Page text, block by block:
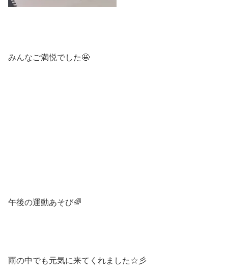
みんなご満悦でした🤩
午後の運動あそび🌈
雨の中でも元気に来てくれました☆彡